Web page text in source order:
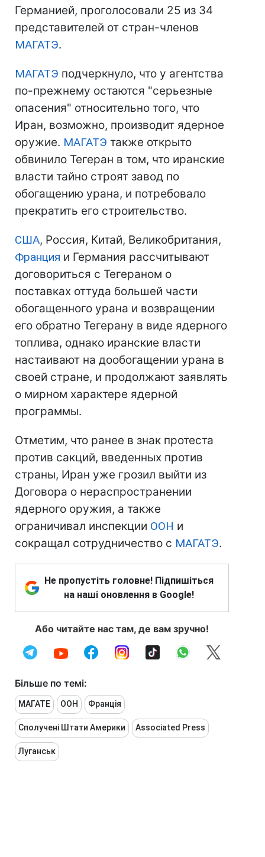
Германией, проголосовали 25 из 34
представителей от стран-членов
МАГАТЭ.
МАГАТЭ подчеркнуло, что у агентства
по-прежнему остаются "серьезные
опасения" относительно того, что
Иран, возможно, производит ядерное
оружие. МАГАТЭ также открыто
обвинило Тегеран в том, что иранские
власти тайно строят завод по
обогащению урана, и потребовало
прекратить его строительство.
США, Россия, Китай, Великобритания,
Франция и Германия рассчитывают
договориться с Тегераном о
поставках оттуда большей части
обогащенного урана и возвращении
его обратно Тегерану в виде ядерного
топлива, однако иранские власти
настаивают на дообогащении урана в
своей стране, и продолжают заявлять
о мирном характере ядерной
программы.
Отметим, что ранее в знак протеста
против сакций, введенных против
страны, Иран уже грозил выйти из
Договора о нераспространении
ядерного оружия, а также
ограничивал инспекции ООН и
сокращал сотрудничество с МАГАТЭ.
Не пропустіть головне! Підпишіться
на наші оновлення в Google!
Або читайте нас там, де вам зручно!
Більше по темі:
МАГАТЕ ООН Франція
Сполучені Штати Америки Associated Press
Луганськ